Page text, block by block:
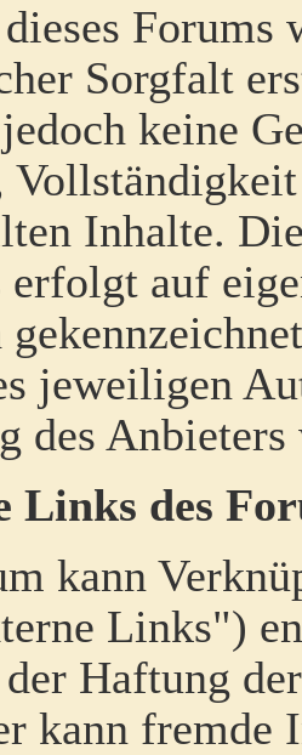
Forums
Sorgfalt
keine
Inhalte.
erfolgt auf
jeweiligen
des Anbieters
Links des
kann
Links")
Haftung
kann fremde